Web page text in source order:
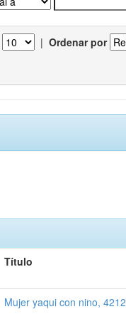
| Ordenar por
Título
Mujer yaqui con nino, 4212